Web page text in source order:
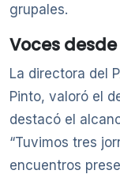
grupales.
Voces
La directora del
Pinto, valoró el
destacó el
“Tuvimos tres
encuentros